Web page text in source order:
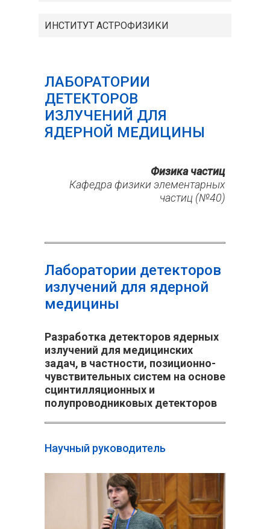
ИНСТИТУТ АСТРОФИЗИКИ
ЛАБОРАТОРИИ
ДЕТЕКТОРОВ
ИЗЛУЧЕНИЙ ДЛЯ
ЯДЕРНОЙ МЕДИЦИНЫ
Физика частиц
Кафедра физики элементарных
частиц (№40)
Лаборатории детекторов
излучений для ядерной
медицины
Разработка детекторов ядерных
излучений для медицинских
задач, в частности, позиционно-
чувствительных систем на основе
сцинтилляционных и
полупроводниковых детекторов
Научный руководитель